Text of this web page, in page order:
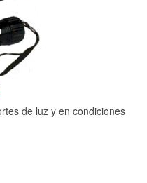
de luz y en condiciones